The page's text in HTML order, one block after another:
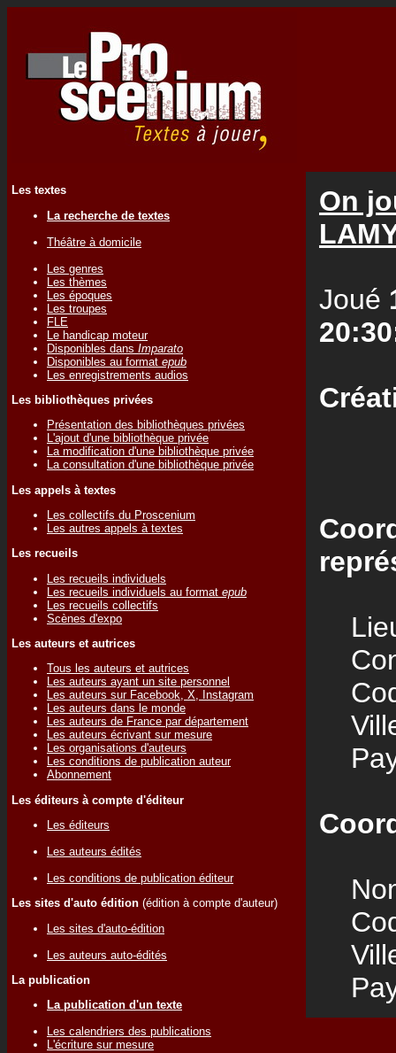
Les textes
La recherche de textes
Théâtre à domicile
Les genres
Les thèmes
Les époques
Les troupes
FLE
Le handicap moteur
Disponibles dans Imparato
Disponibles au format epub
Les enregistrements audios
Les bibliothèques privées
Présentation des bibliothèques privées
L'ajout d'une bibliothèque privée
La modification d'une bibliothèque privée
La consultation d'une bibliothèque privée
Les appels à textes
Les collectifs du Proscenium
Les autres appels à textes
Les recueils
Les recueils individuels
Les recueils individuels au format epub
Les recueils collectifs
Scènes d'expo
Les auteurs et autrices
Tous les auteurs et autrices
Les auteurs ayant un site personnel
Les auteurs sur Facebook, X, Instagram
Les auteurs dans le monde
Les auteurs de France par département
Les auteurs écrivant sur mesure
Les organisations d'auteurs
Les conditions de publication auteur
Abonnement
Les éditeurs à compte d'éditeur
Les éditeurs
Les auteurs édités
Les conditions de publication éditeur
Les sites d'auto édition (édition à compte d'auteur)
Les sites d'auto-édition
Les auteurs auto-édités
La publication
La publication d'un texte
Les calendriers des publications
L'écriture sur mesure
On
Joué